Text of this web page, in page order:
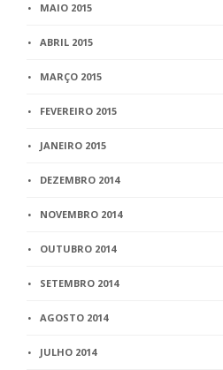
MAIO 2015
ABRIL 2015
MARÇO 2015
FEVEREIRO 2015
JANEIRO 2015
DEZEMBRO 2014
NOVEMBRO 2014
OUTUBRO 2014
SETEMBRO 2014
AGOSTO 2014
JULHO 2014